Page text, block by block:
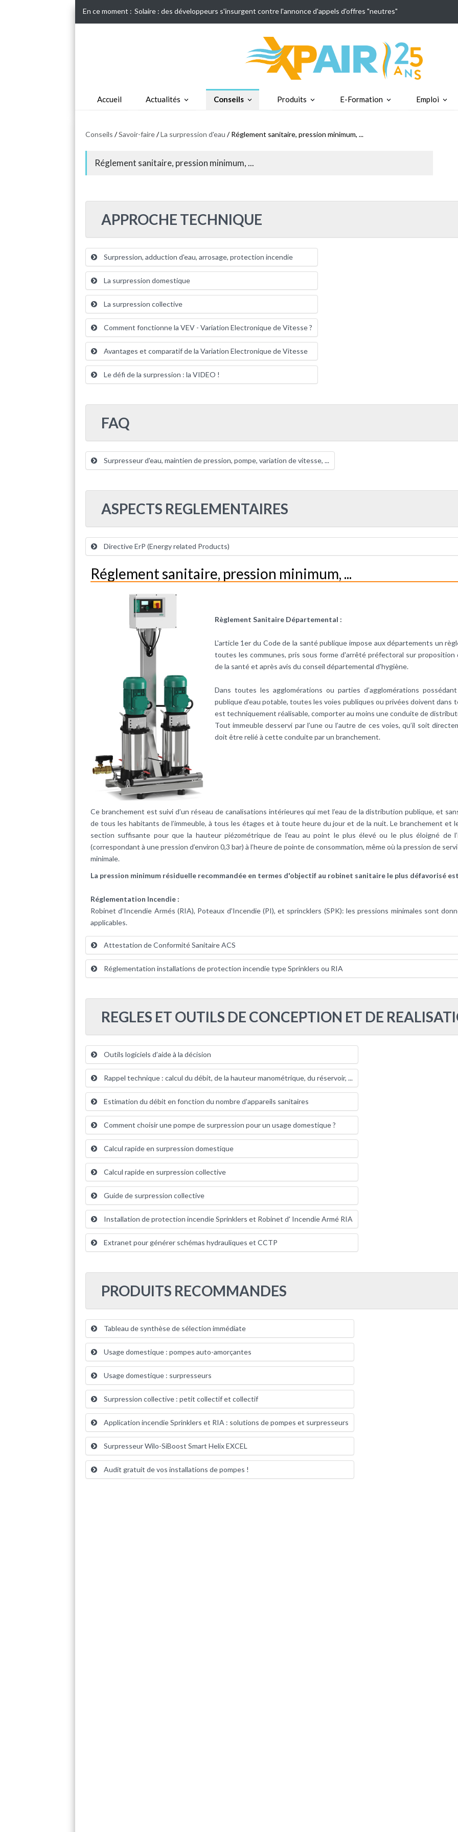
En ce moment : Solaire : des développeurs s'insurgent contre l'annonce d'appels d'offres "neutres"
Accueil Actualités Conseils Produits E-Formation Emploi
Conseils /Savoir-faire/La surpression d'eau / Réglement sanitaire, pression minimum, ...
Réglement sanitaire, pression minimum, ...
APPROCHE TECHNIQUE
Surpression, adduction d'eau, arrosage, protection incendie
La surpression domestique
La surpression collective
Comment fonctionne la VEV - Variation Electronique de Vitesse ?
Avantages et comparatif de la Variation Electronique de Vitesse
Le défi de la surpression : la VIDEO !
FAQ
Surpresseur d'eau, maintien de pression, pompe, variation de vitesse, ...
ASPECTS REGLEMENTAIRES
Directive ErP (Energy related Products)
Réglement sanitaire, pression minimum, ...
Règlement Sanitaire Départemental :
L'article 1er du Code de la santé publique impose aux départements un
toutes les communes, pris sous forme d'arrêté préfectoral sur
de la santé et après avis du conseil départemental d'hygiène.
Dans toutes les agglomérations ou parties d’agglomérations
publique d’eau potable, toutes les voies publiques ou privées doivent dans
est techniquement réalisable, comporter au moins une conduite de
Tout immeuble desservi par l’une ou l’autre de ces voies, qu’il soit
doit être relié à cette conduite par un branchement.
Ce branchement est suivi d’un réseau de canalisations intérieures qui met l’eau de la distribution publique, et
de tous les habitants de l’immeuble, à tous les étages et à toute heure du jour et de la nuit. Le branchement et
section suffisante pour que la hauteur piézométrique de l’eau au point le plus élevé ou le plus éloigné de
(correspondant à une pression d’environ 0,3 bar) à l’heure de pointe de consommation, même où la pression de
minimale.
La pression minimum résiduelle recommandée en termes d'objectif au robinet sanitaire le plus défavorisé
Réglementation Incendie :
Robinet d'Incendie Armés (RIA), Poteaux d'Incendie (PI), et sprincklers (SPK): les pressions minimales sont
applicables.
Attestation de Conformité Sanitaire ACS
Réglementation installations de protection incendie type Sprinklers ou RIA
REGLES ET OUTILS DE CONCEPTION ET DE
Outils logiciels d’aide à la décision
Rappel technique : calcul du débit, de la hauteur manométrique, du réservoir, ...
Estimation du débit en fonction du nombre d'appareils sanitaires
Comment choisir une pompe de surpression pour un usage domestique ?
Calcul rapide en surpression domestique
Calcul rapide en surpression collective
Guide de surpression collective
Installation de protection incendie Sprinklers et Robinet d' Incendie Armé RIA
Extranet pour générer schémas hydrauliques et CCTP
PRODUITS RECOMMANDES
Tableau de synthèse de sélection immédiate
Usage domestique : pompes auto-amorçantes
Usage domestique : surpresseurs
Surpression collective : petit collectif et collectif
Application incendie Sprinklers et RIA : solutions de pompes et surpresseurs
Surpresseur Wilo-SiBoost Smart Helix EXCEL
Audit gratuit de vos installations de pompes !